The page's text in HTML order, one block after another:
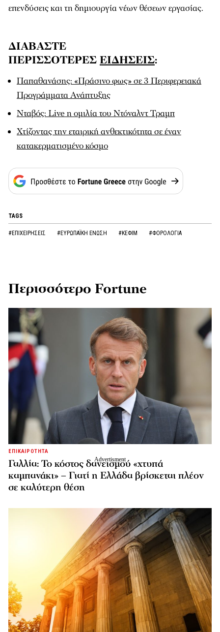
επενδύσεις και τη δημιουργία νέων θέσεων εργασίας.
ΔΙΑΒΑΣΤΕ
ΠΕΡΙΣΣΟΤΕΡΕΣ ΕΙΔΗΣΕΙΣ:
Παπαθανάσης: «Πράσινο φως» σε 3 Περιφερειακά
Προγράμματα Ανάπτυξης
Νταβός: Live η ομιλία του Ντόναλντ Τραμπ
Χτίζοντας την εταιρική ανθεκτικότητα σε έναν
κατακερματισμένο κόσμο
TAGS
#ΕΠΙΧΕΙΡΗΣΕΙΣ #ΕΥΡΩΠΑΪΚΗ ΕΝΩΣΗ #ΚΕΦΙΜ #ΦΟΡΟΛΟΓΙΑ
Περισσότερο Fortune
ΕΠΙΚΑΙΡΟΤΗΤΑ
Γαλλία: Το κόστος δανεισμού «χτυπά
καμπανάκι» – Γιατί η Ελλάδα βρίσκεται πλέον
σε καλύτερη θέση